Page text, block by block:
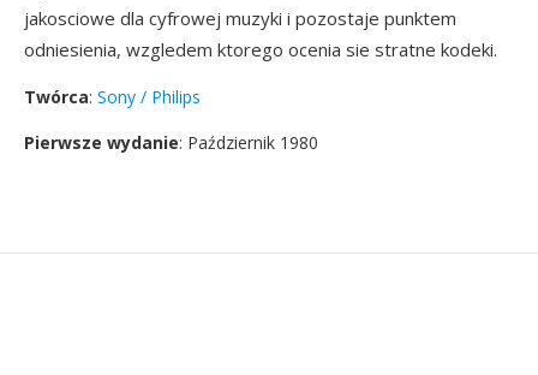
jakosciowe dla cyfrowej muzyki i pozostaje punktem
odniesienia, wzgledem ktorego ocenia sie stratne kodeki.
Twórca: Sony / Philips
Pierwsze wydanie: Październik 1980